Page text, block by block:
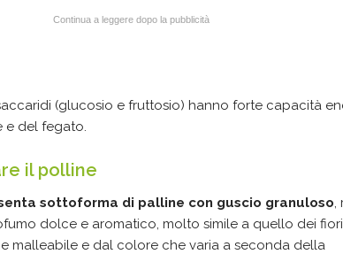
Continua a leggere dopo la pubblicità
(glucosio e fruttosio) hanno forte capacità
del fegato.
il polline
sottoforma di palline con guscio granuloso
dolce e aromatico, molto simile a quello dei fiori,
malleabile e dal colore che varia a seconda della